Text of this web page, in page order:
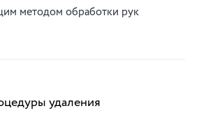
методом обработки рук
удаления